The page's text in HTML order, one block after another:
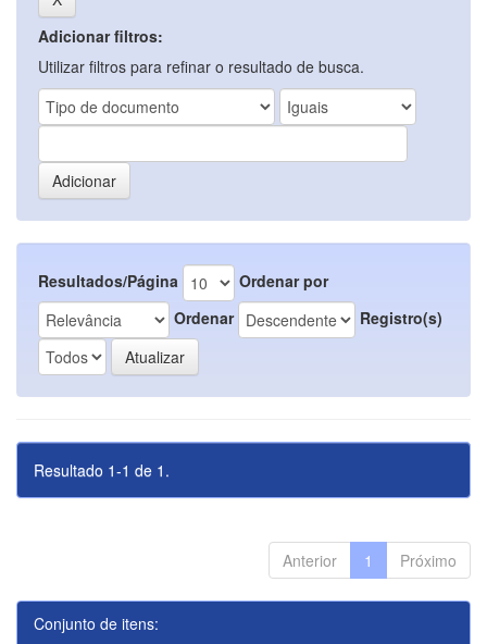
Adicionar filtros:
Utilizar filtros para refinar o resultado de busca.
Resultados/Página
Ordenar por
Ordenar
Registro(s)
Resultado 1-1 de 1.
Anterior 1 Próximo
Conjunto de itens: